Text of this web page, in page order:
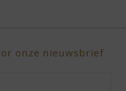
onze nieuwsbrief